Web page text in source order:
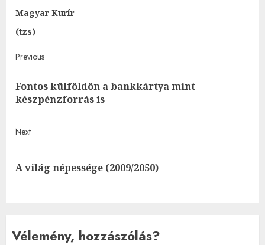
Magyar Kurír
(tzs)
Post
navigation
Previous
Fontos külföldön a bankkártya mint
készpénzforrás is
Next
Next
A világ népessége (2009/2050)
Vélemény, hozzászólás?